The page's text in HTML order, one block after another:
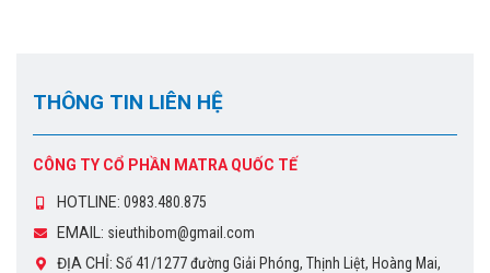
THÔNG TIN LIÊN HỆ
CÔNG TY CỔ PHẦN MATRA QUỐC TẾ
HOTLINE: 0983.480.875
EMAIL: sieuthibom@gmail.com
ĐỊA CHỈ: Số 41/1277 đường Giải Phóng, Thịnh Liệt, Hoàng Mai,